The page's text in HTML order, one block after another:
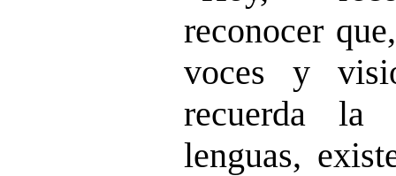
reconocer
voces y
recuerda la
lenguas,